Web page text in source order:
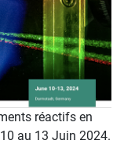
réactifs en
au 13 Juin 2024.